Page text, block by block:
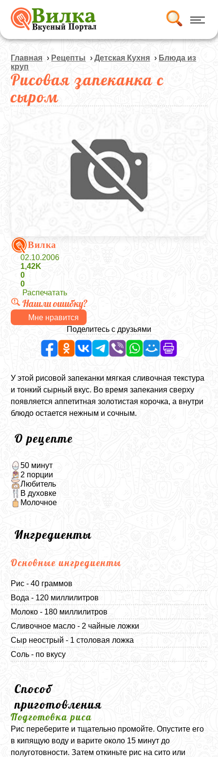
Главная › Рецепты ›Детская Кухня › Блюда из
круп
Рисовая запеканка с
сыром
Вилка
02.10.2006
1,42K
0
0
Распечатать
Нашли ошибку?
Мне нравится
Поделитесь с друзьями
У этой рисовой запеканки мягкая сливочная текстура
и тонкий сырный вкус. Во время запекания сверху
появляется аппетитная золотистая корочка, а внутри
блюдо остается нежным и сочным.
О рецепте
50 минут
2 порции
Любитель
В духовке
Молочное
Ингредиенты
Основные ингредиенты
Рис - 40 граммов
Вода - 120 миллилитров
Молоко - 180 миллилитров
Сливочное масло - 2 чайные ложки
Сыр неострый - 1 столовая ложка
Соль - по вкусу
Способ
приготовления
Подготовка риса
Рис переберите и тщательно промойте. Опустите его
в кипящую воду и варите около 15 минут до
полуготовности. Затем откиньте рис на сито или